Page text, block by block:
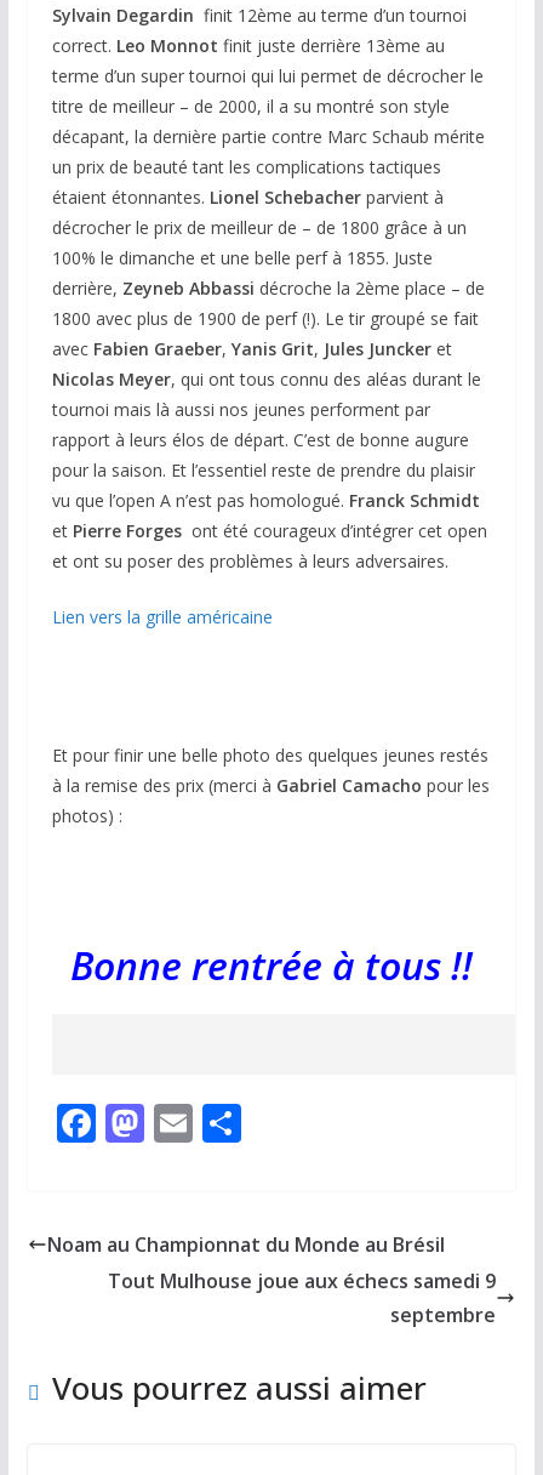
Sylvain Degardin finit 12ème au terme d’un tournoi
correct. Leo Monnot finit juste derrière 13ème au
terme d’un super tournoi qui lui permet de décrocher le
titre de meilleur – de 2000, il a su montré son style
décapant, la dernière partie contre Marc Schaub mérite
un prix de beauté tant les complications tactiques
étaient étonnantes. Lionel Schebacherparvient à
décrocher le prix de meilleur de – de 1800 grâce à un
100% le dimanche et une belle perf à 1855. Juste
derrière, Zeyneb Abbassi décroche la 2ème place – de
1800 avec plus de 1900 de perf (!). Le tir groupé se fait
avec Fabien Graeber, Yanis Grit, Jules Junckeret
Nicolas Meyer, qui ont tous connu des aléas durant le
tournoi mais là aussi nos jeunes performent par
rapport à leurs élos de départ. C’est de bonne augure
pour la saison. Et l’essentiel reste de prendre du plaisir
vu que l’open A n’est pas homologué. Franck Schmidt
et Pierre Forges ont été courageux d’intégrer cet open
et ont su poser des problèmes à leurs adversaires.
Lien vers la grille américaine
Et pour finir une belle photo des quelques jeunes restés
à la remise des prix (merci à Gabriel Camacho pour les
photos) :
Bonne rentrée à tous !!
F
b
o
M
d
o
E
l
P
g
er
Noam au Championnat du Monde au Brésil
Tout Mulhouse joue aux échecs samedi 9
septembre
Vous pourrez aussi aimer